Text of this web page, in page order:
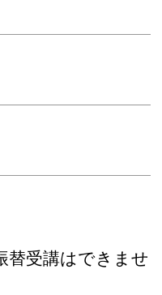
替受講はできませ